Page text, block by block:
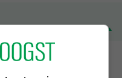
€ 345,00 € 20,00